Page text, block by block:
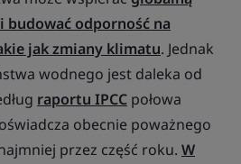
odporność na
jak zmiany klimatu. Jednak
wodnego jest daleka od
raportu IPCC połowa
obecnie poważnego
przez część roku. W